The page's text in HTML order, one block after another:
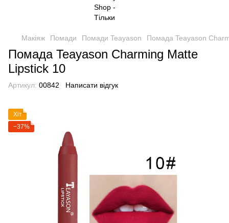
Макіяж Помади Помади Teayason Помада Teayason
Помада Teayason Charming Matte
Lipstick 10
Артикул: 00842 Написати відгук
Хіт
−37%